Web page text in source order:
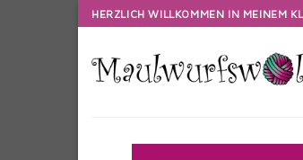
Skip
to
content
HERZLICH WILLKOMMEN IN MEINEM